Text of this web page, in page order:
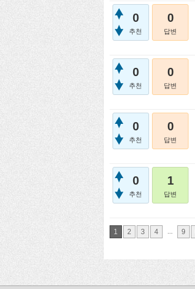
0
추천
0
답변
0
추천
0
답변
0
추천
0
답변
0
추천
1
답변
1 2 3 4 ... 9